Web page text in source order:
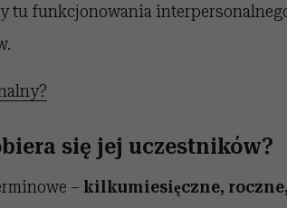
tu funkcjonowania
się jej uczestników?
– kilkumiesięczne, roczne,